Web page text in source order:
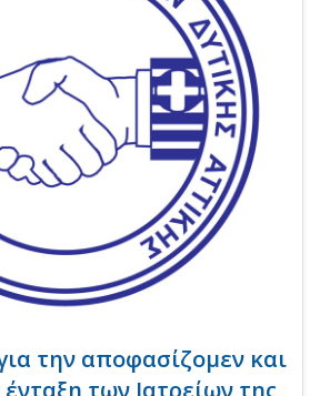
την αποφασίζομεν και
των Ιατρείων της